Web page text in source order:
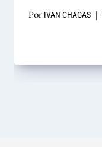
Por IVAN CHAGAS